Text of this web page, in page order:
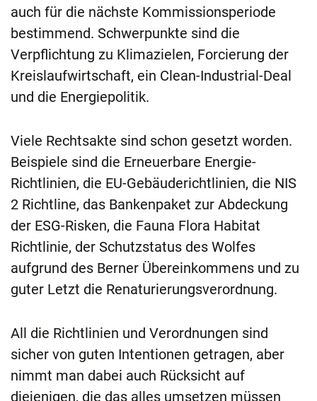
auch für die nächste Kommissionsperiode
bestimmend. Schwerpunkte sind die
Verpflichtung zu Klimazielen, Forcierung der
Kreislaufwirtschaft, ein Clean-Industrial-Deal
und die Energiepolitik.
Viele Rechtsakte sind schon gesetzt worden.
Beispiele sind die Erneuerbare Energie-
Richtlinien, die EU-Gebäuderichtlinien, die NIS
2 Richtline, das Bankenpaket zur Abdeckung
der ESG-Risken, die Fauna Flora Habitat
Richtlinie, der Schutzstatus des Wolfes
aufgrund des Berner Übereinkommens und zu
guter Letzt die Renaturierungsverordnung.
All die Richtlinien und Verordnungen sind
sicher von guten Intentionen getragen, aber
nimmt man dabei auch Rücksicht auf
diejenigen, die das alles umsetzen müssen